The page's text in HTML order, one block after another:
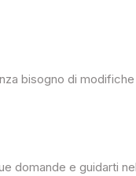
bisogno di
domande e guidarti